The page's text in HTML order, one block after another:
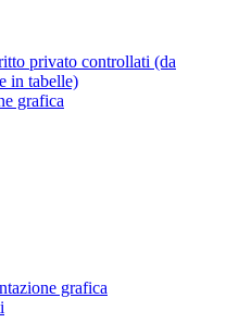
privato controllati (da
in tabelle)
grafica
grafica